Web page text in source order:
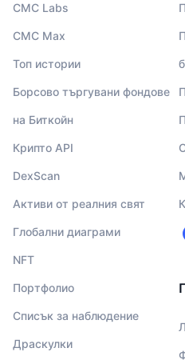
CMC Labs
CMC Max
Топ истории
Борсово търгувани фондове
на Биткойн
Крипто API
DexScan
Активи от реалния свят
Глобални диаграми
NFT
Портфолио
Списък за наблюдение
Драскулки